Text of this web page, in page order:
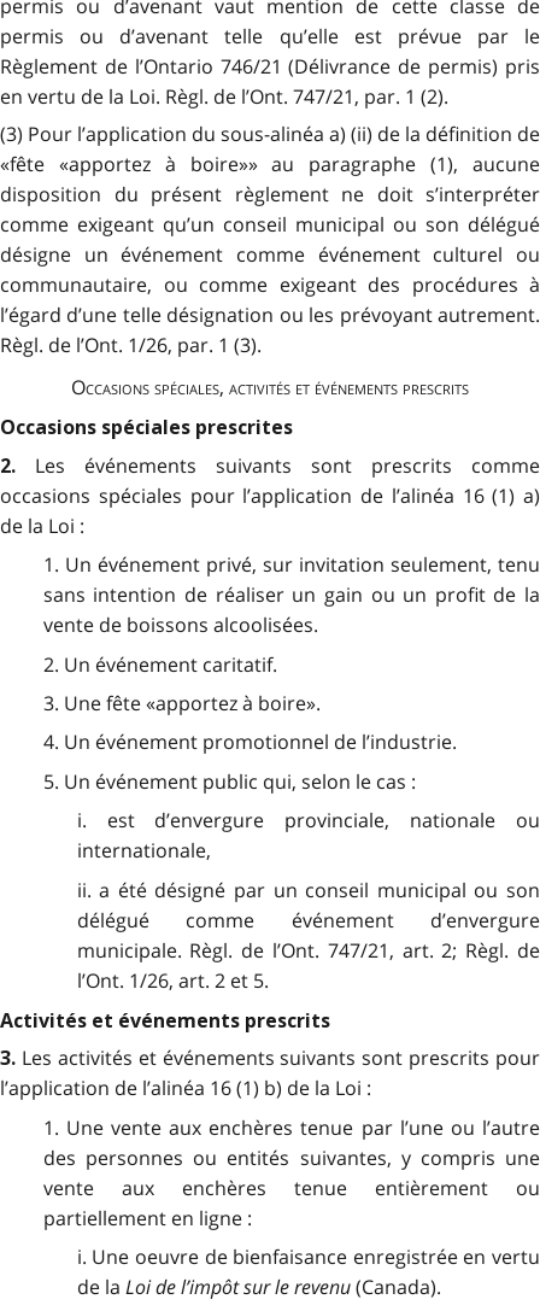
permis ou d’avenant vaut mention de cette classe de
permis ou d’avenant telle qu’elle est prévue par le
Règlement de l’Ontario 746/21 (Délivrance de permis) pris
en vertu de la Loi. Règl. de l’Ont. 747/21, par. 1 (2).
(3) Pour l’application du sous-alinéa a) (ii) de la définition de
«fête «apportez à boire»» au paragraphe (1), aucune
disposition du présent règlement ne doit s’interpréter
comme exigeant qu’un conseil municipal ou son délégué
désigne un événement comme événement culturel ou
communautaire, ou comme exigeant des procédures à
l’égard d’une telle désignation ou les prévoyant autrement.
Règl. de l’Ont. 1/26, par. 1 (3).
Occasions spéciales, activités et événements prescrits
Occasions spéciales prescrites
2. Les événements suivants sont prescrits comme
occasions spéciales pour l’application de l’alinéa 16 (1) a)
de la Loi :
1. Un événement privé, sur invitation seulement, tenu
sans intention de réaliser un gain ou un profit de la
vente de boissons alcoolisées.
2. Un événement caritatif.
3. Une fête «apportez à boire».
4. Un événement promotionnel de l’industrie.
5. Un événement public qui, selon le cas :
i. est d’envergure provinciale, nationale ou
internationale,
ii. a été désigné par un conseil municipal ou son
délégué comme événement d’envergure
municipale. Règl. de l’Ont. 747/21, art. 2; Règl. de
l’Ont. 1/26, art. 2 et 5.
Activités et événements prescrits
3. Les activités et événements suivants sont prescrits pour
l’application de l’alinéa 16 (1) b) de la Loi :
1. Une vente aux enchères tenue par l’une ou l’autre
des personnes ou entités suivantes, y compris une
vente aux enchères tenue entièrement ou
partiellement en ligne :
i. Une oeuvre de bienfaisance enregistrée en vertu
de la Loi de l’impôt sur le revenu(Canada).